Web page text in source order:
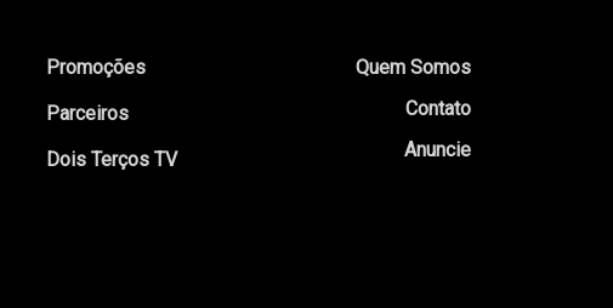
Promoções
Parceiros
Dois Terços TV
Quem Somos
Contato
Anuncie